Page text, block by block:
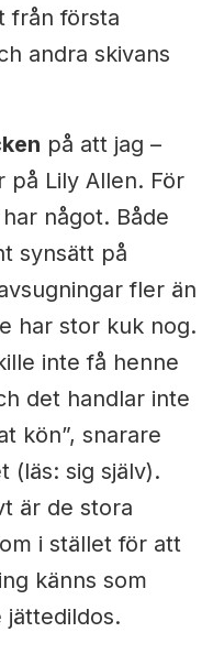
från första
andra skivans
på att jag –
på Lily Allen. För
något. Både
synsätt på
fler än
har stor kuk nog.
inte få henne
det handlar inte
kön”, snarare
(läs: sig själv).
är de stora
i stället för att
känns som
jättedildos.